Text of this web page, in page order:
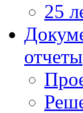
25
отчеты